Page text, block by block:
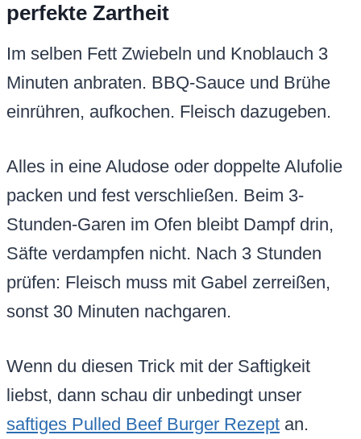
perfekte Zartheit
Im selben Fett Zwiebeln und Knoblauch 3
Minuten anbraten. BBQ-Sauce und Brühe
einrühren, aufkochen. Fleisch dazugeben.
Alles in eine Aludose oder doppelte Alufolie
packen und fest verschließen. Beim 3-
Stunden-Garen im Ofen bleibt Dampf drin,
Säfte verdampfen nicht. Nach 3 Stunden
prüfen: Fleisch muss mit Gabel zerreißen,
sonst 30 Minuten nachgaren.
Wenn du diesen Trick mit der Saftigkeit
liebst, dann schau dir unbedingt unser
saftiges Pulled Beef Burger Rezept an.